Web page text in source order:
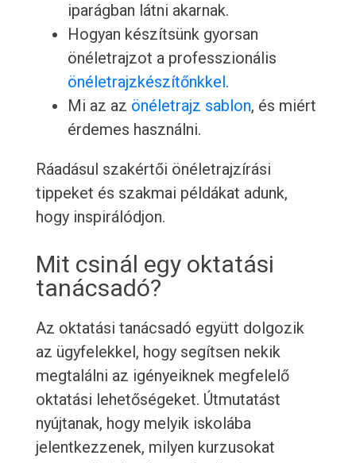
iparágban látni akarnak.
Hogyan készítsünk gyorsan
önéletrajzot a professzionális
önéletrajzkészítőnkkel.
Mi az az önéletrajz sablon, és miért
érdemes használni.
Ráadásul szakértői önéletrajzírási
tippeket és szakmai példákat adunk,
hogy inspirálódjon.
Mit csinál egy oktatási
tanácsadó?
Az oktatási tanácsadó együtt dolgozik
az ügyfelekkel, hogy segítsen nekik
megtalálni az igényeiknek megfelelő
oktatási lehetőségeket. Útmutatást
nyújtanak, hogy melyik iskolába
jelentkezzenek, milyen kurzusokat